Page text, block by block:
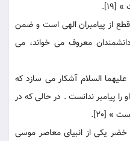
از پيامبران الهى است و ضمن
معروف می خواند، می
السلام آشكار می سازد كه
پيامبر ندانست . در حالى كه در
» [20].
خضر يكى از انبياى معاصر موسى